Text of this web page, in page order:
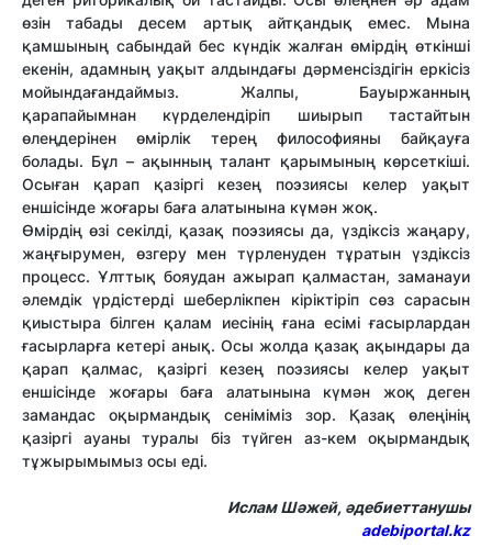
өзін табады десем артық айтқандық емес. Мына
қамшының сабындай бес күндік жалған өмірдің өткінші
екенін, адамның уақыт алдындағы дәрменсіздігін еркісіз
мойындағандаймыз. Жалпы, Бауыржанның
қарапайымнан күрделендіріп шиырып тастайтын
өлеңдерінен өмірлік терең философияны байқауға
болады. Бұл – ақынның талант қарымының көрсеткіші.
Осыған қарап қазіргі кезең поэзиясы келер уақыт
еншісінде жоғары баға алатынына күмән жоқ.
Өмірдің өзі секілді, қазақ поэзиясы да, үздіксіз жаңару,
жаңғырумен, өзгеру мен түрленуден тұратын үздіксіз
процесс. Ұлттық бояудан ажырап қалмастан, заманауи
әлемдік үрдістерді шеберлікпен кіріктіріп сөз сарасын
қиыстыра білген қалам иесінің ғана есімі ғасырлардан
ғасырларға кетері анық. Осы жолда қазақ ақындары да
қарап қалмас, қазіргі кезең поэзиясы келер уақыт
еншісінде жоғары баға алатынына күмән жоқ деген
замандас оқырмандық сеніміміз зор. Қазақ өлеңінің
қазіргі ауаны туралы біз түйген аз-кем оқырмандық
тұжырымымыз осы еді.
Ислам Шәжей, әдебиеттанушы
adebiportal.kz